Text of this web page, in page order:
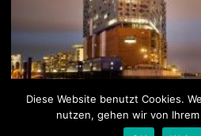
Diese Website benutzt Cookies.
nutzen, gehen wir von